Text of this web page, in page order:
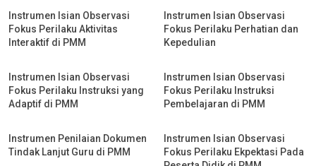
Instrumen Isian Observasi
Fokus Perilaku Aktivitas
Interaktif di PMM
Instrumen Isian Observasi
Fokus Perilaku Perhatian dan
Kepedulian
Instrumen Isian Observasi
Fokus Perilaku Instruksi yang
Adaptif di PMM
Instrumen Isian Observasi
Fokus Perilaku Instruksi
Pembelajaran di PMM
Instrumen Penilaian Dokumen
Tindak Lanjut Guru di PMM
Instrumen Isian Observasi
Fokus Perilaku Ekpektasi Pada